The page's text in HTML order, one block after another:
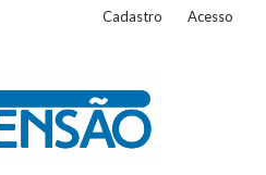
Cadastro Acesso